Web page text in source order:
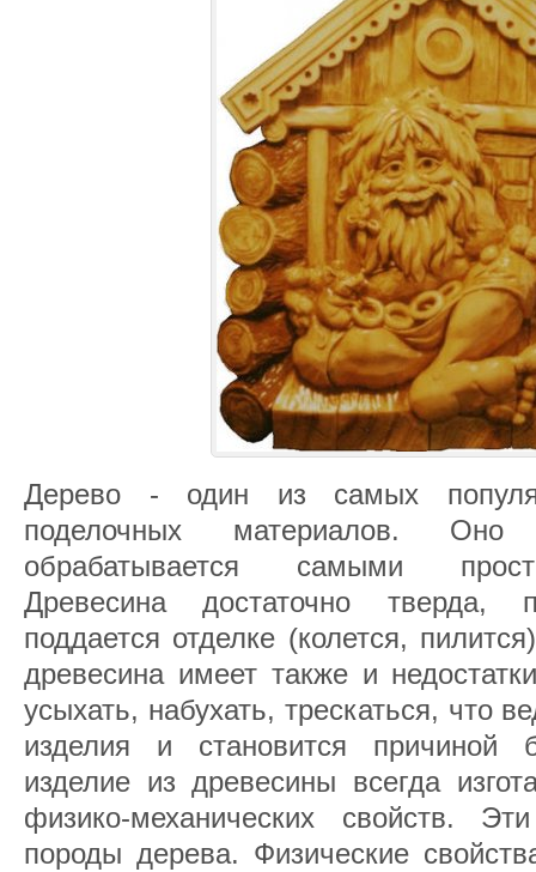
Дерево - один из самых
поделочных материалов. Оно
обрабатывается самыми
Древесина достаточно тверда,
поддается отделке (колется,
древесина имеет также и
усыхать, набухать, трескаться, что
изделия и становится причиной
изделие из древесины всегда
физико-механических свойств.
породы дерева. Физические